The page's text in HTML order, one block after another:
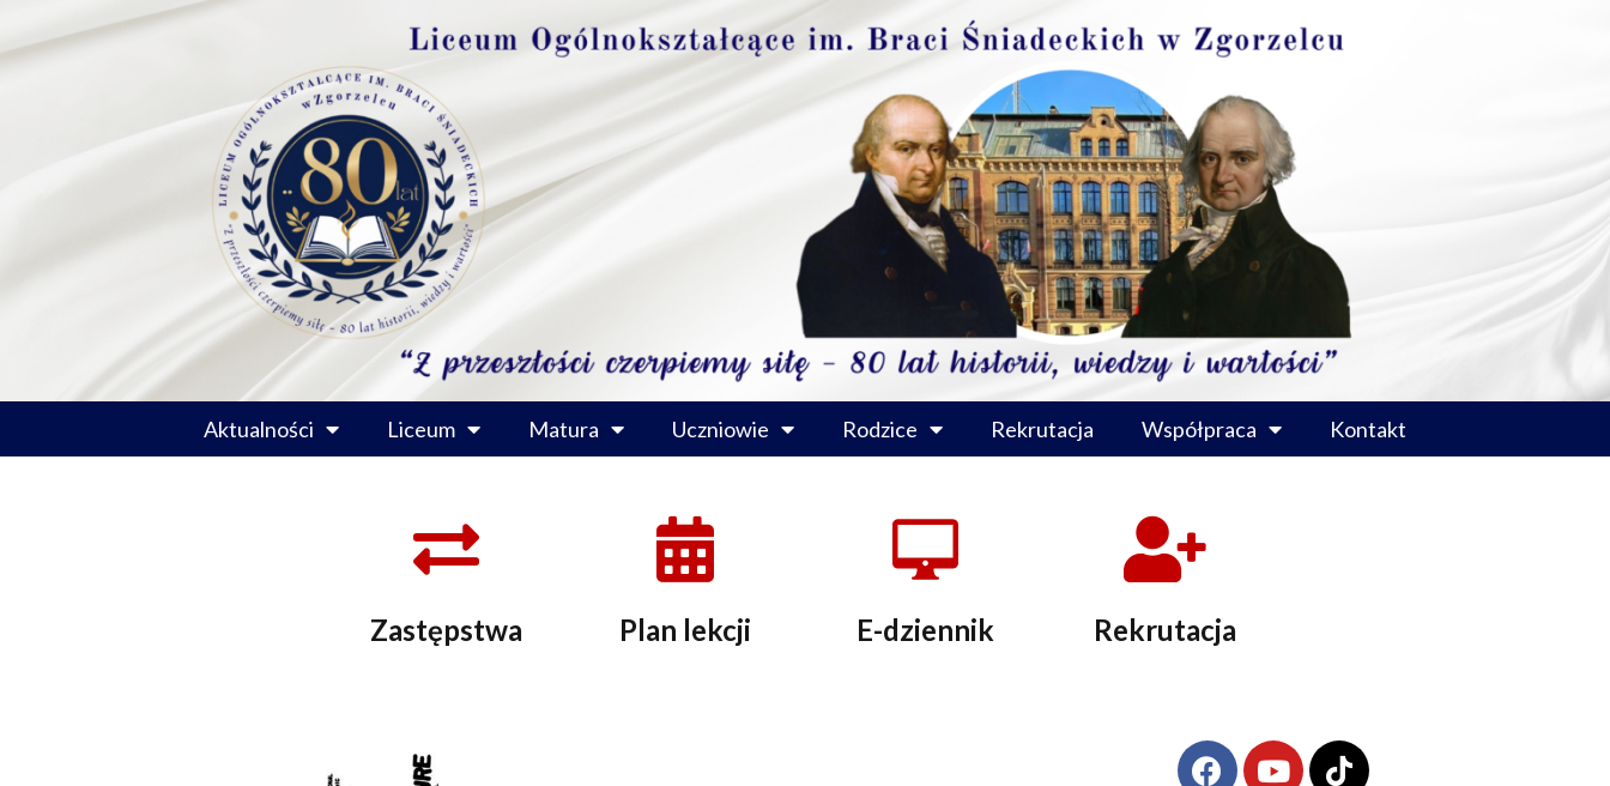
do
Aktualności Liceum Matura Uczniowie Rodzice Rekrutacja Współpraca Kontakt
Zastępstwa Plan lekcji E-dziennik Rekrutacja
F
Y
T